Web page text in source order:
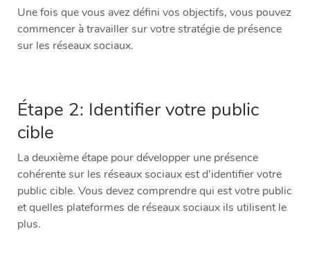
Une fois que vous avez défini vos objectifs, vous pouvez
commencer à travailler sur votre stratégie de présence
sur les réseaux sociaux.
Étape 2: Identifier votre public
cible
La deuxième étape pour développer une présence
cohérente sur les réseaux sociaux est d’identifier votre
public cible. Vous devez comprendre qui est votre public
et quelles plateformes de réseaux sociaux ils utilisent le
plus.